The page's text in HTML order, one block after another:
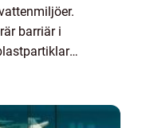
barriär i